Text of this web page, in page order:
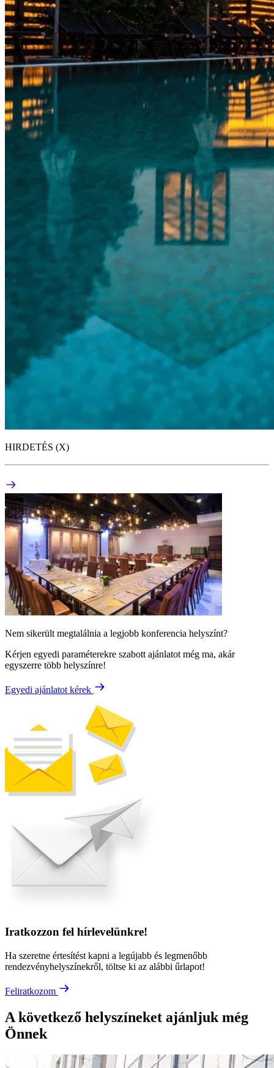
HIRDETÉS (X)
Nem sikerült megtalálnia a legjobb konferencia helyszínt?
Kérjen egyedi paraméterekre szabott ajánlatot még ma, akár
egyszerre több helyszínre!
Egyedi ajánlatot kérek
Iratkozzon fel hírlevelünkre!
Ha szeretne értesítést kapni a legújabb és legmenőbb
rendezvényhelyszínekről, töltse ki az alábbi űrlapot!
Feliratkozom
A következő helyszíneket ajánljuk még
Önnek